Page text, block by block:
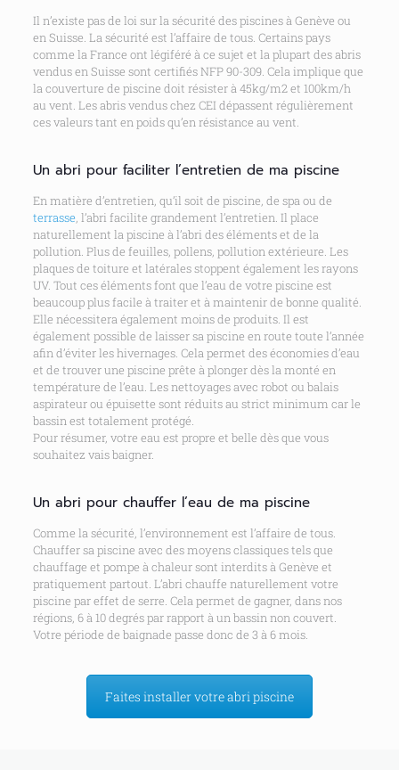
Il n’existe pas de loi sur la sécurité des piscines à Genève ou
en Suisse. La sécurité est l’affaire de tous. Certains pays
comme la France ont légiféré à ce sujet et la plupart des abris
vendus en Suisse sont certifiés NFP 90-309. Cela implique que
la couverture de piscine doit résister à 45kg/m2 et 100km/h
au vent. Les abris vendus chez CEI dépassent régulièrement
ces valeurs tant en poids qu’en résistance au vent.
Un abri pour faciliter l’entretien de ma piscine
En matière d’entretien, qu’il soit de piscine, de spa ou de
terrasse, l’abri facilite grandement l’entretien. Il place
naturellement la piscine à l’abri des éléments et de la
pollution. Plus de feuilles, pollens, pollution extérieure. Les
plaques de toiture et latérales stoppent également les rayons
UV. Tout ces éléments font que l’eau de votre piscine est
beaucoup plus facile à traiter et à maintenir de bonne qualité.
Elle nécessitera également moins de produits. Il est
également possible de laisser sa piscine en route toute l’année
afin d’éviter les hivernages. Cela permet des économies d’eau
et de trouver une piscine prête à plonger dès la monté en
température de l’eau. Les nettoyages avec robot ou balais
aspirateur ou épuisette sont réduits au strict minimum car le
bassin est totalement protégé.
Pour résumer, votre eau est propre et belle dès que vous
souhaitez vais baigner.
Un abri pour chauffer l’eau de ma piscine
Comme la sécurité, l’environnement est l’affaire de tous.
Chauffer sa piscine avec des moyens classiques tels que
chauffage et pompe à chaleur sont interdits à Genève et
pratiquement partout. L’abri chauffe naturellement votre
piscine par effet de serre. Cela permet de gagner, dans nos
régions, 6 à 10 degrés par rapport à un bassin non couvert.
Votre période de baignade passe donc de 3 à 6 mois.
Faites installer votre abri piscine